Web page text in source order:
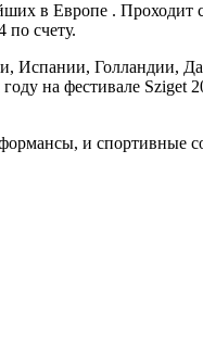
в Европе . Проходит
по счету.
Испании, Голландии,
на фестивале Sziget
и спортивные